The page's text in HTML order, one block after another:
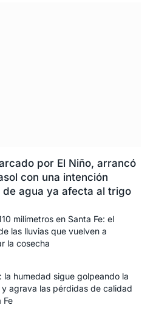
por El Niño, arrancó
con una intención
agua ya afecta al trigo
milímetros en Santa Fe: el
las lluvias que vuelven a
la cosecha
la humedad sigue golpeando la
agrava las pérdidas de calidad
Fe